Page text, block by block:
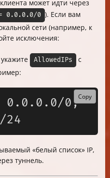
может идти через
0.0.0.0/0 ). Если вам
сети (например, к
исключения:
AllowedIPs
с
0.0.0.0/0, Copy
«белый список» IP,
туннель.